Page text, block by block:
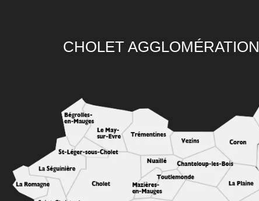
CHOLET AGGLOMÉRATION